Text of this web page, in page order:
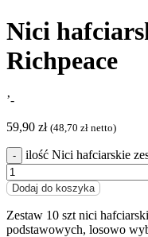
Nici
Richpeace
’-
59,90 zł (48,70 zł netto)
ilość Nici hafciarskie
Dodaj do koszyka
Zestaw 10 szt nici
podstawowych, losowo